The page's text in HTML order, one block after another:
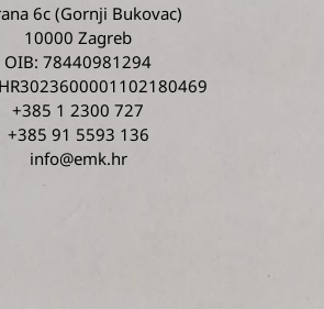
6c(Gornji Bukovac)
10000 Zagreb
OIB: 78440981294
+385 1 2300 727
+385 91 5593 136
info@emk.hr